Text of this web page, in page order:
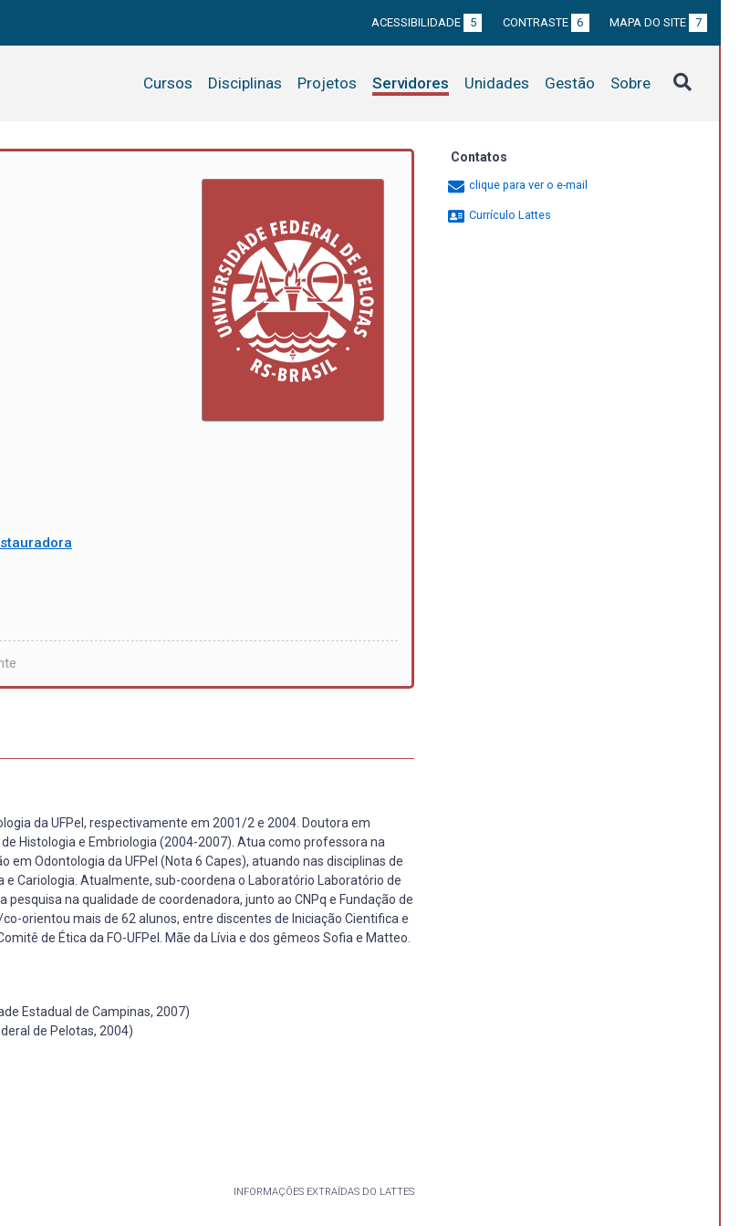
ACESSIBILIDADE 5 CONTRASTE 6 MAPA DO SITE 7
Cursos Disciplinas Projetos Servidores Unidades Gestão Sobre
da UFPel, respectivamente em 2001/2 e 2004. Doutora em
Histologia e Embriologia (2004-2007). Atua como professora na
Odontologia da UFPel (Nota 6 Capes), atuando nas disciplinas de
Cariologia. Atualmente, sub-coordena o Laboratório Laboratório de
na qualidade de coordenadora, junto ao CNPq e Fundação de
orientou mais de 62 alunos, entre discentes de Iniciação Cientifica e
de Ética da FO-UFPel. Mãe da Lívia e dos gêmeos Sofia e Matteo.
Estadual de Campinas, 2007)
de Pelotas, 2004)
INFORMAÇÕES EXTRAÍDAS DO LATTES
Contatos
clique para ver o e-mail
Currículo Lattes